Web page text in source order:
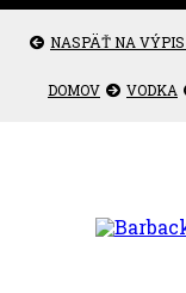
NASPÄŤ NA
DOMOV VODKA